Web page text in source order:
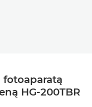
fotoaparatą
HG-200TBR